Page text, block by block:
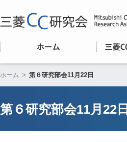
ホーム > 第６研究部会11月22日
第６研究部会11月22日